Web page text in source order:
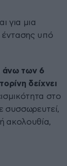
για μια
έντασης υπό
άνω των 6
δείχνει
στο
συσσωρευτεί,
ακολουθία,